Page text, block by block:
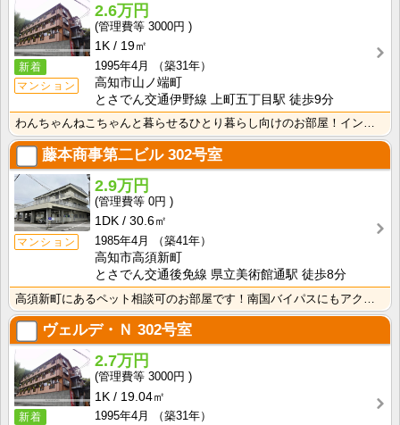
新着
マンション
2.6万円
3000円
1K
19㎡
1995年4月
（築31年）
高知市山ノ端町
とさでん交通伊野線 上町五丁目駅 徒歩9分
わんちゃんねこちゃんと暮らせるひとり暮らし向けのお部屋！インターネット月額接続使用無料なので、月々の･･･
藤本商事第二ビル302号室
マンション
2.9万円
0円
1DK
30.6㎡
1985年4月
（築41年）
高知市高須新町
とさでん交通後免線 県立美術館通駅 徒歩8分
ヴェルデ・Ｎ 302号室
新着
2.7万円
3000円
1K
19.04㎡
1995年4月
（築31年）